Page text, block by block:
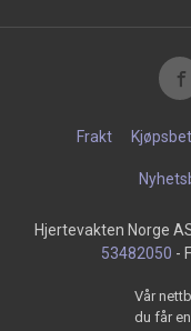
Frakt
Hjertevakten Norge
53482050 -
Vår
du får